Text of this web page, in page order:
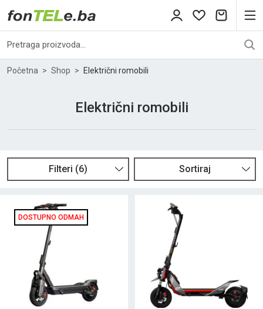
Početna Shop Električni romobili
Električni romobili
Filteri (6) Sortiraj
DOSTUPNO ODMAH